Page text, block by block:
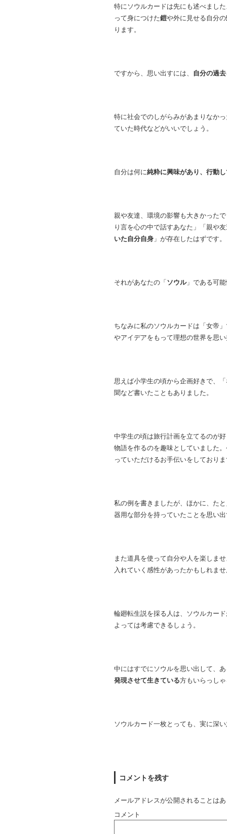
特にソウルカードは先にも述べまし
って身につけた鎧や外に見せる自分の
ります。
ですから、思い出すには、 自分の過
特に社会でのしがらみがあまりなか
ていた時代などがいいでしょう。
自分は何に純粋に興味があり、行動
親や友達、環境の影響も大きかった
り言を心の中で話すあなた」「親や
いた自分自身 」が存在したはずです。
それがあなたの「ソウル」である可
ちなみに私のソウルカードは「女帝
やアイデアをもって理想の世界を思
思えば小学生の頃から企画好きで、
聞など書いたこともありました。
中学生の頃は旅行計画を立てるのが
物語を作るのを趣味としていました。
っていただけるお手伝いをしており
私の例を書きましたが、ほかに、た
器用な部分を持っていたことを思い
また道具を使って自分や人を楽しま
入れていく感性があったかもしれま
輪廻転生説を採る人は、ソウルカー
よっては考慮できるしょう。
中にはすでにソウルを思い出して、
発現させて生きている方もいらっし
ソウルカード一枚とっても、実に深
コメントを残す
メールアドレスが公開されることは
コメント